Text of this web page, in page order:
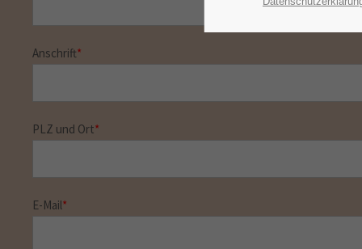
Anschrift*
PLZ und Ort*
E-Mail*